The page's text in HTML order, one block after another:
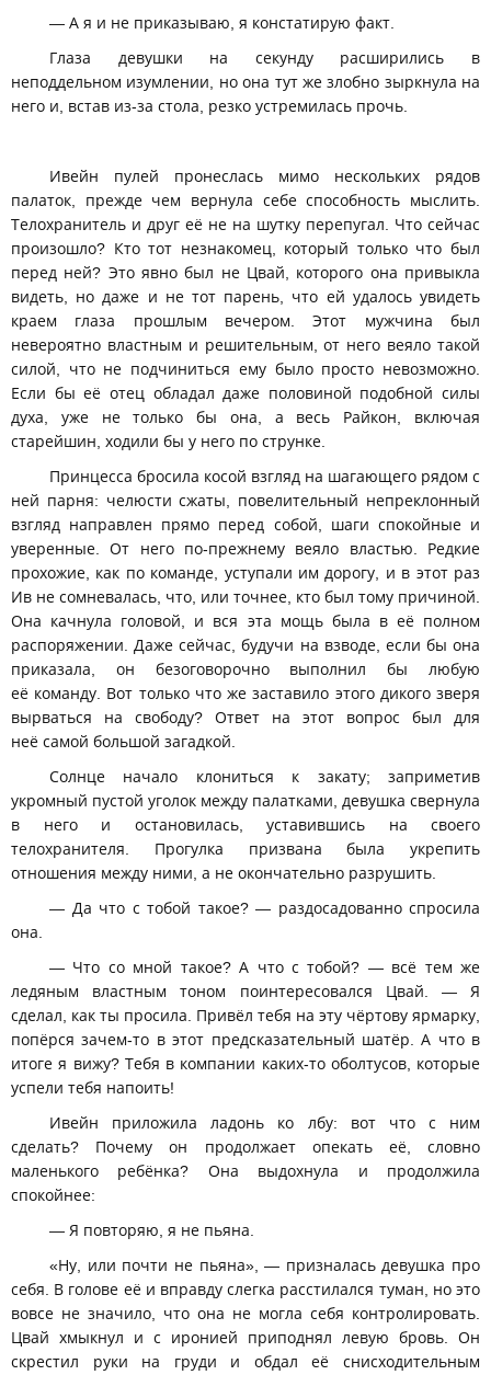
— А я и не приказываю, я констатирую факт.
Глаза девушки на секунду расширились в
неподдельном изумлении, но она тут же злобно зыркнула на
него и, встав из-за стола, резко устремилась прочь.
Ивейн пулей пронеслась мимо нескольких рядов
палаток, прежде чем вернула себе способность мыслить.
Телохранитель и друг её не на шутку перепугал. Что сейчас
произошло? Кто тот незнакомец, который только что был
перед ней? Это явно был не Цвай, которого она привыкла
видеть, но даже и не тот парень, что ей удалось увидеть
краем глаза прошлым вечером. Этот мужчина был
невероятно властным и решительным, от него веяло такой
силой, что не подчиниться ему было просто невозможно.
Если бы её отец обладал даже половиной подобной силы
духа, уже не только бы она, а весь Райкон, включая
старейшин, ходили бы у него по струнке.
Принцесса бросила косой взгляд на шагающего рядом с
ней парня: челюсти сжаты, повелительный непреклонный
взгляд направлен прямо перед собой, шаги спокойные и
уверенные. От него по-прежнему веяло властью. Редкие
прохожие, как по команде, уступали им дорогу, и в этот раз
Ив не сомневалась, что, или точнее, кто был тому причиной.
Она качнула головой, и вся эта мощь была в её полном
распоряжении. Даже сейчас, будучи на взводе, если бы она
приказала, он безоговорочно выполнил бы любую
её команду. Вот только что же заставило этого дикого зверя
вырваться на свободу? Ответ на этот вопрос был для
неё самой большой загадкой.
Солнце начало клониться к закату; заприметив
укромный пустой уголок между палатками, девушка свернула
в него и остановилась, уставившись на своего
телохранителя. Прогулка призвана была укрепить
отношения между ними, а не окончательно разрушить.
— Да что с тобой такое? — раздосадованно спросила
она.
— Что со мной такое? А что с тобой? — всё тем же
ледяным властным тоном поинтересовался Цвай. — Я
сделал, как ты просила. Привёл тебя на эту чёртову ярмарку,
попёрся зачем-то в этот предсказательный шатёр. А что в
итоге я вижу? Тебя в компании каких-то оболтусов, которые
успели тебя напоить!
Ивейн приложила ладонь ко лбу: вот что с ним
сделать? Почему он продолжает опекать её, словно
маленького ребёнка? Она выдохнула и продолжила
спокойнее:
— Я повторяю, я не пьяна.
«Ну, или почти не пьяна», — призналась девушка про
себя. В голове её и вправду слегка расстилался туман, но это
вовсе не значило, что она не могла себя контролировать.
Цвай хмыкнул и с иронией приподнял левую бровь. Он
скрестил руки на груди и обдал её снисходительным